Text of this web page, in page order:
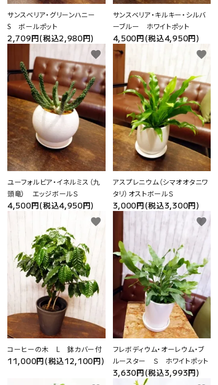
サンスベリア・グリーンハニー
S ボールポット
2,709円(税込2,980円)
サンスベリア・キルキー・シルバ
ーブルー ホワイトポット
4,500円(税込4,950円)
ユーフォルビア・イネルミス（九
頭竜） エッジボールＳ
4,500円(税込4,950円)
favorite
アスプレニウム（シマオオタニワ
タリ）オストボールＳ
3,000円(税込3,300円)
favorite
コーヒーの木 L 鉢カバー付
11,000円(税込12,100円)
favorite
フレボディウム・オーレウム・ブ
ルースター Ｓ ホワイトポット
3,630円(税込3,993円)
favorite